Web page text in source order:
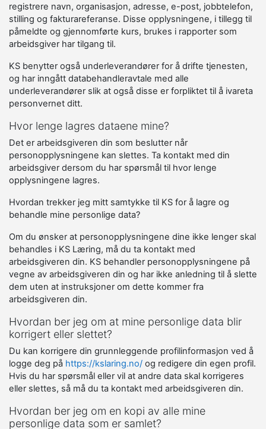
registrere navn, organisasjon, adresse, e-post, jobbtelefon,
stilling og fakturareferanse. Disse opplysningene, i tillegg til
påmeldte og gjennomførte kurs, brukes i rapporter som
arbeidsgiver har tilgang til.
KS benytter også underleverandører for å drifte tjenesten,
og har inngått databehandleravtale med alle
underleverandører slik at også disse er forpliktet til å ivareta
personvernet ditt.
Hvor lenge lagres dataene mine?
Det er arbeidsgiveren din som beslutter når
personopplysningene kan slettes. Ta kontakt med din
arbeidsgiver dersom du har spørsmål til hvor lenge
opplysningene lagres.
Hvordan trekker jeg mitt samtykke til KS for å lagre og
behandle mine personlige data?
Om du ønsker at personopplysningene dine ikke lenger skal
behandles i KS Læring, må du ta kontakt med
arbeidsgiveren din. KS behandler personopplysningene på
vegne av arbeidsgiveren din og har ikke anledning til å slette
dem uten at instruksjoner om dette kommer fra
arbeidsgiveren din.
Hvordan ber jeg om at mine personlige data blir
korrigert eller slettet?
Du kan korrigere din grunnleggende profilinformasjon ved å
logge deg på https://kslaring.no/ og redigere din egen profil.
Hvis du har spørsmål eller vil at andre data skal korrigeres
eller slettes, så må du ta kontakt med arbeidsgiveren din.
Hvordan ber jeg om en kopi av alle mine
personlige data som er samlet?